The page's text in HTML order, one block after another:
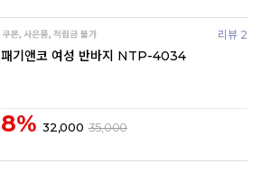
리뷰 2
패기앤코 여성 반바지 NTP-4034
8% 32,000 35,000